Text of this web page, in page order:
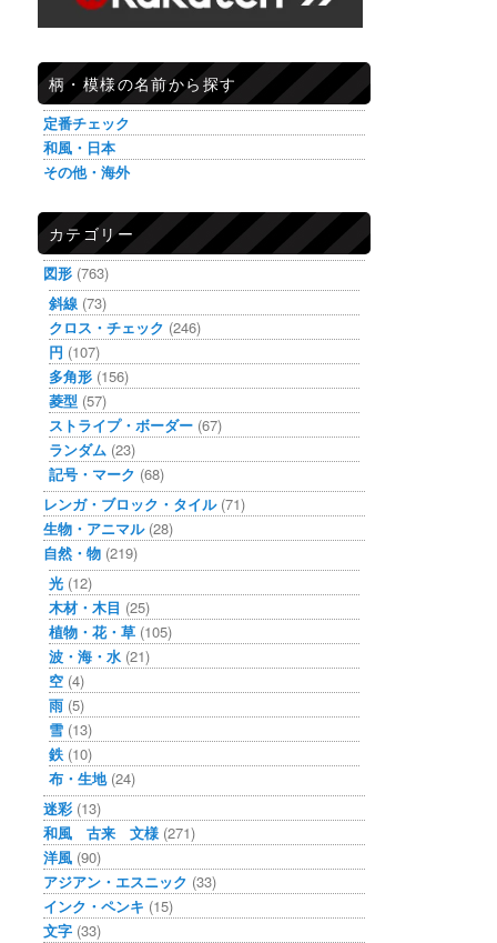
柄・模様の名前から探す
定番チェック
和風・日本
その他・海外
カテゴリー
図形 (763)
斜線 (73)
クロス・チェック (246)
円 (107)
多角形 (156)
菱型 (57)
ストライプ・ボーダー (67)
ランダム (23)
記号・マーク (68)
レンガ・ブロック・タイル(71)
生物・アニマル(28)
自然・物 (219)
光 (12)
木材・木目 (25)
植物・花・草 (105)
波・海・水 (21)
空 (4)
雨 (5)
雪 (13)
鉄 (10)
布・生地(24)
迷彩 (13)
和風 古来 文様 (271)
洋風 (90)
アジアン・エスニック (33)
インク・ペンキ (15)
文字 (33)